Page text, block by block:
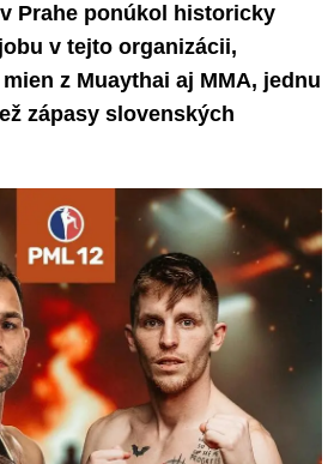
Prahe ponúkol historicky
v tejto organizácii,
z Muaythai aj MMA, jednu
zápasy slovenských